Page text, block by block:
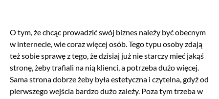
O tym, że chcąc prowadzić swój biznes należy być obecnym
w internecie, wie coraz więcej osób. Tego typu osoby zdają
też sobie sprawę z tego, że dzisiaj już nie starczy mieć jakąś
stronę, żeby trafiali na nią klienci, a potrzeba dużo więcej.
Sama strona dobrze żeby była estetyczna i czytelna, gdyż od
pierwszego wejścia bardzo dużo zależy. Poza tym trzeba w